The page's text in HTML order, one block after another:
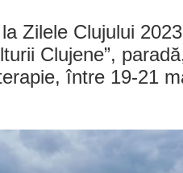
Zilele Clujului
Clujene”,
între 19-21